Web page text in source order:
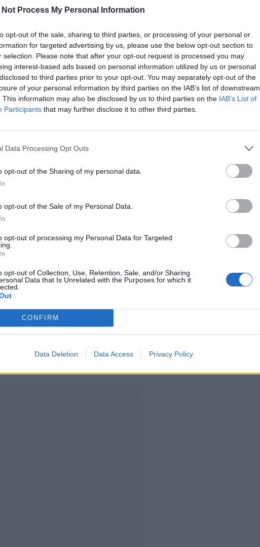
Not Process My Personal Information
opt-out of the sale, sharing to third parties, or processing of your personal or
for targeted advertising by us, please use the below opt-out section to
selection. Please note that after your opt-out request is processed you may
interest-based ads based on personal information utilized by us or personal
to third parties prior to your opt-out. You may separately opt-out of the
of your personal information by third parties on the IAB’s list of downstream
This information may also be disclosed by us to third parties on the IAB’s List of
Participants that may further disclose it to other third parties.
Data Processing Opt Outs
opt-out of the Sharing of my personal data.
opt-out of the Sale of my Personal Data.
opt-out of processing my Personal Data for Targeted
opt-out of Collection, Use, Retention, Sale, and/or Sharing
Data that Is Unrelated with the Purposes for which it
CONFIRM
Data Deletion Data Access Privacy Policy
Alexander Stubbin ja
William Ruton ja
tilaisuuden jälkeen.
hieman kepeämpiä aiheita
tunnetun